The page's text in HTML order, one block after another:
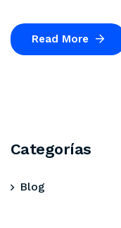
Read More
Categorías
Blog